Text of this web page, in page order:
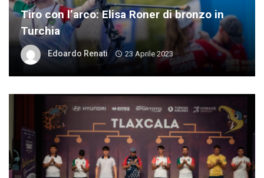
Tiro con l’arco: Elisa Roner di bronzo in
Turchia
Edoardo Renati 23 Aprile 2023